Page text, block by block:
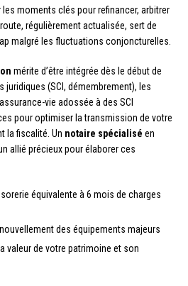
les moments clés pour refinancer, arbitrer
régulièrement actualisée, sert de
malgré les fluctuations conjoncturelles.
mérite d’être intégrée dès le début de
juridiques (SCI, démembrement), les
vie adossée à des SCI
pour optimiser la transmission de votre
la fiscalité. Un notaire spécialisé en
allié précieux pour élaborer ces
équivalente à 6 mois de charges
des équipements majeurs
valeur de votre patrimoine et son